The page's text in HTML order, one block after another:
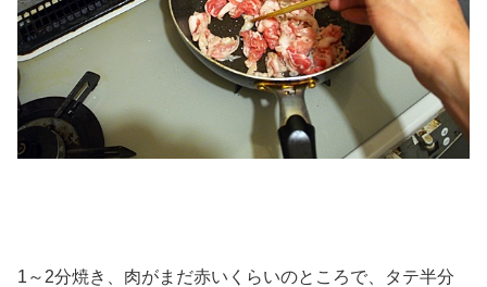
1～2分焼き、肉がまだ赤いくらいのところで、タテ半分